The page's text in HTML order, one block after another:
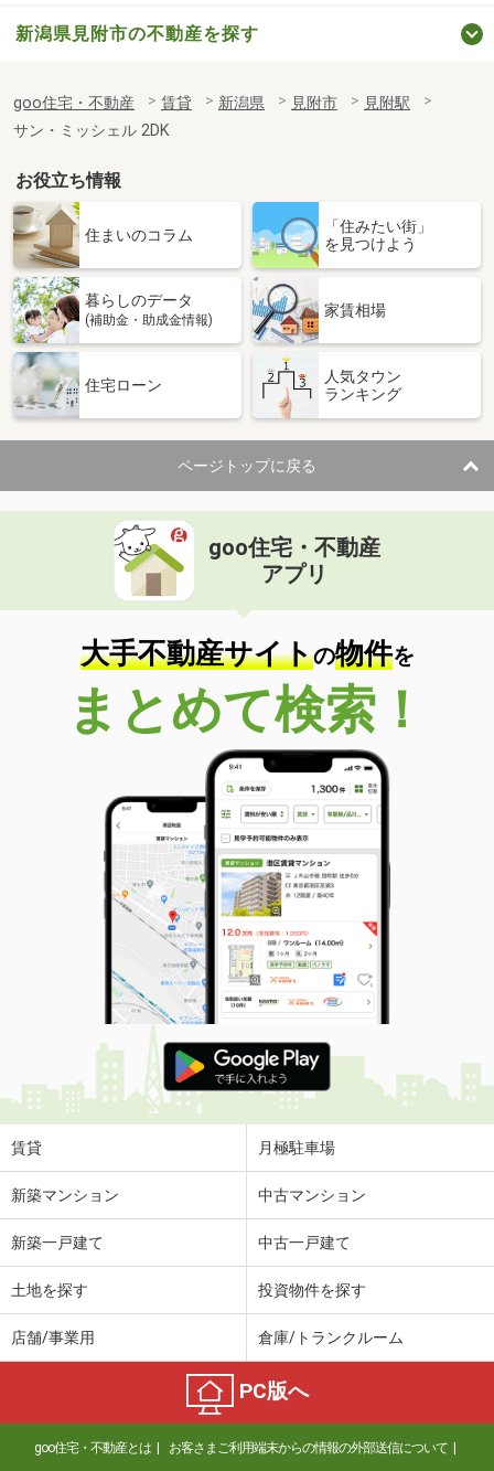
新潟県見附市の不動産を探す
goo住宅・不動産 賃貸 新潟県 見附市
見附駅
サン・ミッシェル 2DK
お役立ち情報
住まいのコラム
「住みたい街」
を見つけよう
暮らしのデータ
(補助金・助成金情報)
家賃相場
住宅ローン
人気タウン
ランキング
ページトップに戻る
goo住宅・不動産
アプリ
大手不動産サイトの物件を
まとめて検索！
賃貸 月極駐車場
新築マンション 中古マンション
新築一戸建て 中古一戸建て
土地を探す 投資物件を探す
店舗/事業用 倉庫/トランクルーム
PC版へ
goo住宅・不動産とは お客さまご利用端末からの情報の外部送信について